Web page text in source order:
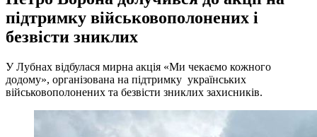
підтримку військовополонених і
безвісти зниклих
У Лубнах відбулася мирна акція «Ми чекаємо кожного
додому», організована на підтримку українських
військовополонених та безвісти зниклих захисників.